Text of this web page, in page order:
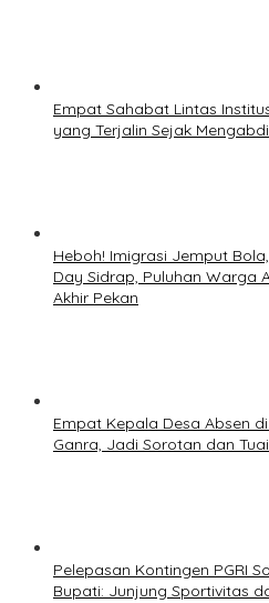
Empat Sahabat Lintas
yang Terjalin Sejak
Heboh! Imigrasi Jemput
Day Sidrap, Puluhan Warga
Akhir Pekan
Empat Kepala Desa Absen
Ganra, Jadi Sorotan dan
Pelepasan Kontingen PGRI
Bupati: Junjung Sportivitas